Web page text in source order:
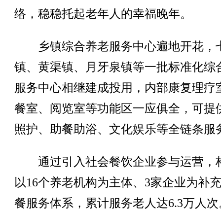
络，稳稳托起老年人的幸福晚年。
乡镇综合养老服务中心遍地开花，
镇、黄渠镇、月牙泉镇等一批标准化综
服务中心相继建成投用，内部康复理疗
餐室、阅览室等功能区一应俱全，可提
照护、助餐助浴、文化娱乐等全链条服
通过引入社会餐饮企业参与运营，
以16个养老机构为主体、3家企业为补
餐服务体系，累计服务老人达6.3万人次